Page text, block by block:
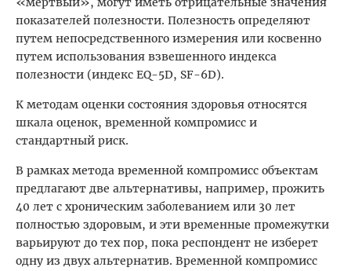
показателей полезности. Полезность определяют
путем непосредственного измерения или косвенно
путем использования взвешенного индекса
полезности (индекс EQ-5D, SF-6D).
К методам оценки состояния здоровья относятся
шкала оценок, временной компромисс и
стандартный риск.
В рамках метода временной компромисс объектам
предлагают две альтернативы, например, прожить
40 лет с хроническим заболеванием или 30 лет
полностью здоровым, и эти временные промежутки
варьируют до тех пор, пока респондент не изберет
одну из двух альтернатив. Временной компромисс